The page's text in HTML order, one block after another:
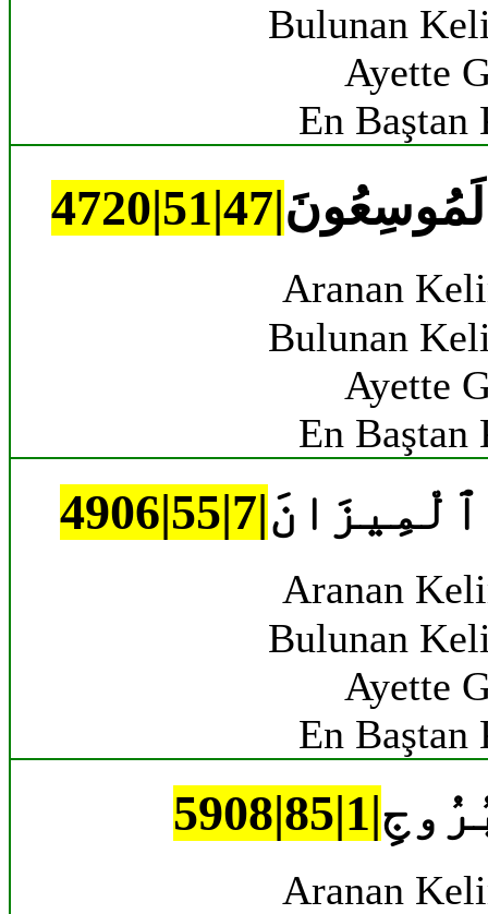
Bulunan
Ayette
En Baştan
لَمُوسِعُونَ
Aranan
Bulunan
Ayette
En Baştan
Aranan
Bulunan
Ayette
En Baştan
Aranan